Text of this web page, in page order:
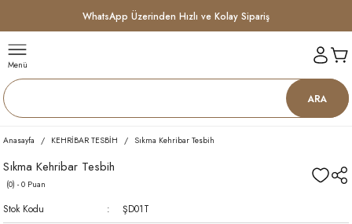
WhatsApp Üzerinden Hızlı ve Kolay Sipariş
Menü
ARA
Anasayfa KEHRİBAR TESBİH Sıkma Kehribar Tesbih
Sıkma Kehribar Tesbih
(0) - 0 Puan
Stok Kodu ŞD01T